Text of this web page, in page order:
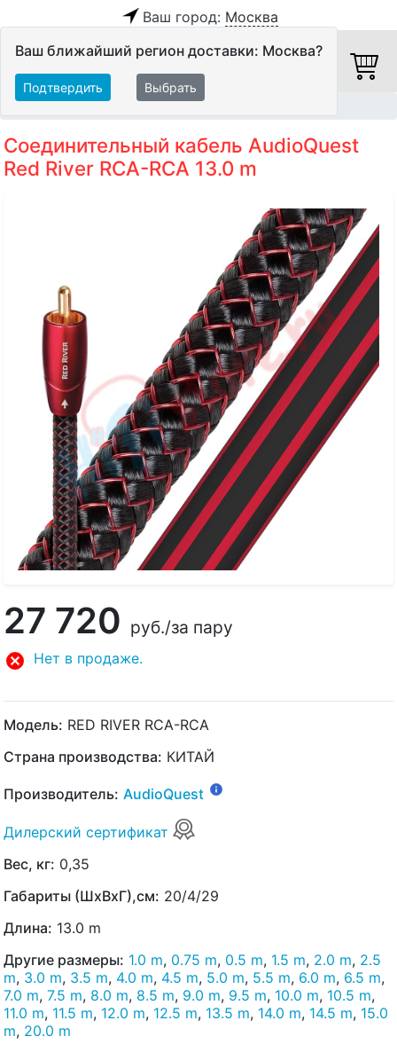
Ваш город: Москва
Ваш ближайший регион доставки: Москва?
Подтвердить Выбрать
Соединительный кабель AudioQuest
Red River RCA-RCA 13.0 m
27 720 руб./за пару
Нет в продаже.
Модель: RED RIVER RCA-RCA
Страна производства: КИТАЙ
Производитель: AudioQuest
Дилерский сертификат
Вес, кг: 0,35
Габариты (ШхВхГ),см: 20/4/29
Длина: 13.0 m
Другие размеры: 1.0 m, 0.75 m, 0.5 m, 1.5 m, 2.0 m, 2.5
m, 3.0 m, 3.5 m, 4.0 m, 4.5 m, 5.0 m, 5.5 m, 6.0 m, 6.5 m,
7.0 m, 7.5 m, 8.0 m, 8.5 m, 9.0 m, 9.5 m, 10.0 m, 10.5 m,
11.0 m, 11.5 m, 12.0 m, 12.5 m, 13.5 m, 14.0 m, 14.5 m, 15.0
m, 20.0 m